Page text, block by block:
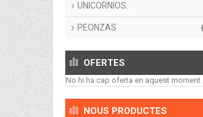
UNICORNIOS.
PEONZAS
OFERTES
No hi ha cap oferta en aquest moment.
NOUS PRODUCTES